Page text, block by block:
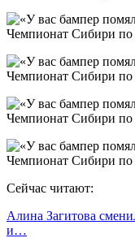
Сейчас читают:
Алина Загитова
и…